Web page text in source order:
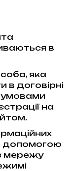
в
яка
в договірні
умовами
на
допомогою
мережу